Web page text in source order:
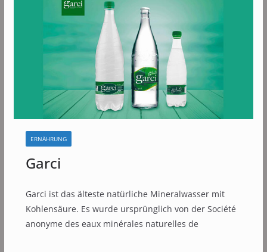
ERNÄHRUNG
Garci
Garci ist das älteste natürliche Mineralwasser mit
Kohlensäure. Es wurde ursprünglich von der Société
anonyme des eaux minérales naturelles de